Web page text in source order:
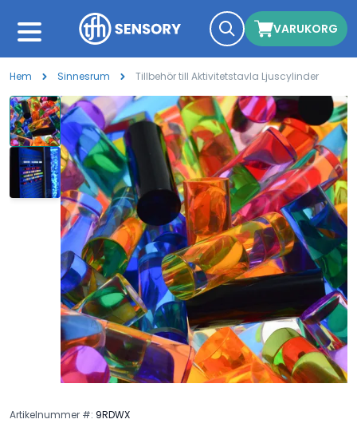
VARUKORG
Hem Sinnesrum Tillbehör till Aktivitetstavla Ljuscylinder
Artikelnummer #: 9RDWX